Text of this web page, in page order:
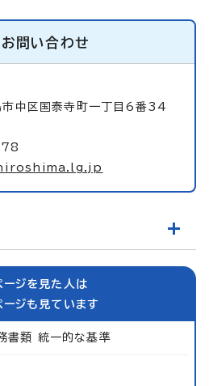
お問い合わせ
区国泰寺町一丁目6番34
ージを見た人は
ージも見ています
書類 統一的な基準